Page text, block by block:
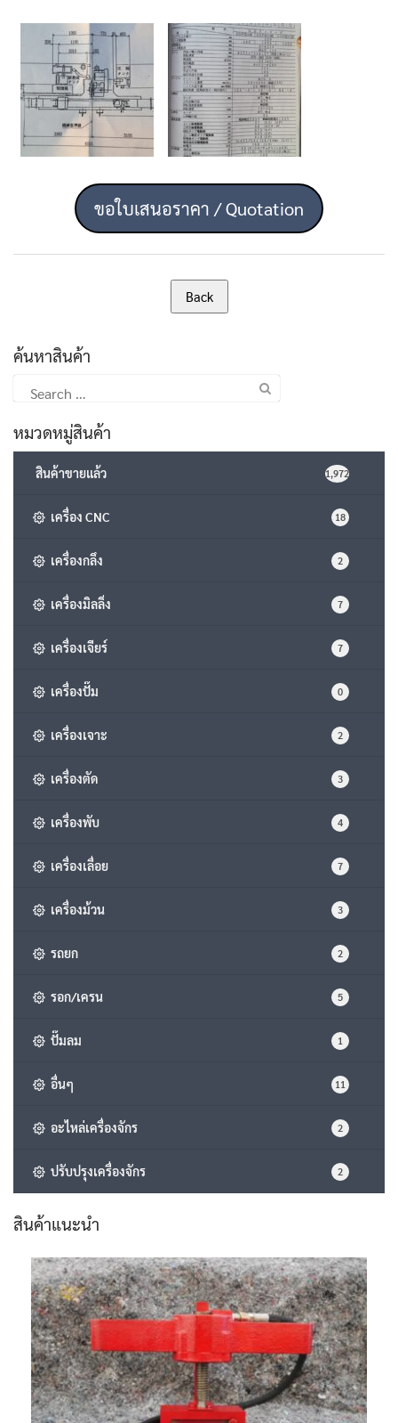
ขอใบเสนอราคา / Quotation
ค้นหาสินค้า
for:
หมวดหมู่สินค้า
สินค้าขายแล้ว 1,972
เครื่อง CNC 18
เครื่องกลึง 2
เครื่องมิลลิ่ง 7
เครื่องเจียร์ 7
เครื่องปั๊ม 0
เครื่องเจาะ 2
เครื่องตัด 3
เครื่องพับ 4
เครื่องเลื่อย 7
เครื่องม้วน 3
รถยก 2
รอก/เครน 5
ปั๊มลม 1
อื่นๆ 11
อะไหล่เครื่องจักร 2
ปรับปรุงเครื่องจักร 2
สินค้าแนะนำ